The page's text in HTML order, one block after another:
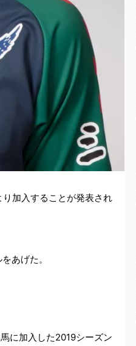
加入することが発表され
あげた。
に加入した2019シーズン